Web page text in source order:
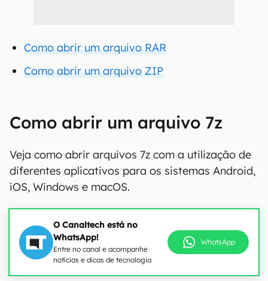
Como abrir um arquivo RAR
Como abrir um arquivo ZIP
Como abrir um arquivo 7z
Veja como abrir arquivos 7z com a utilização de
diferentes aplicativos para os sistemas Android,
iOS, Windows e macOS.
O Canaltech está no
WhatsApp!
Entre no canal e acompanhe
notícias e dicas de tecnologia
WhatsApp